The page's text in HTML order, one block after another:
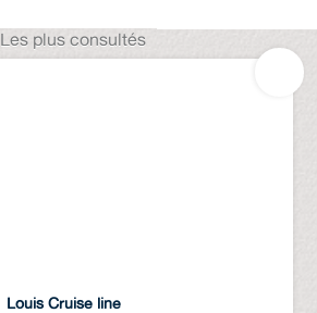
Les plus consultés
Louis Cruise line